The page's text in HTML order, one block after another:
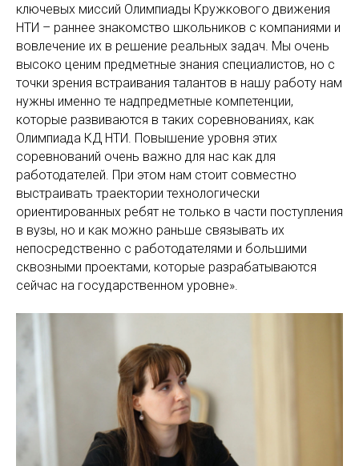
ключевых миссий Олимпиады Кружкового движения
НТИ – раннее знакомство школьников с компаниями и
вовлечение их в решение реальных задач. Мы очень
высоко ценим предметные знания специалистов, но с
точки зрения встраивания талантов в нашу работу нам
нужны именно те надпредметные компетенции,
которые развиваются в таких соревнованиях, как
Олимпиада КД НТИ. Повышение уровня этих
соревнований очень важно для нас как для
работодателей. При этом нам стоит совместно
выстраивать траектории технологически
ориентированных ребят не только в части поступления
в вузы, но и как можно раньше связывать их
непосредственно с работодателями и большими
сквозными проектами, которые разрабатываются
сейчас на государственном уровне».